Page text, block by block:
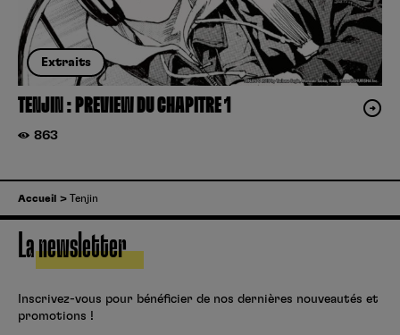
Extraits
TENJIN : PREVIEW DU CHAPITRE 1
863
Accueil Tenjin
La newsletter
Inscrivez-vous pour bénéficier de nos dernières nouveautés et
promotions !